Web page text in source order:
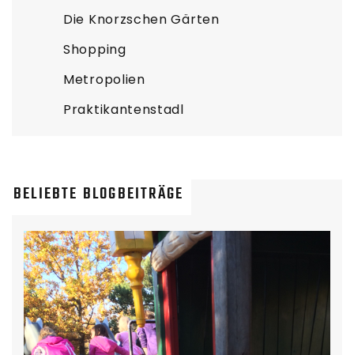
Die Knorzschen Gärten
Shopping
Metropolien
Praktikantenstadl
BELIEBTE BLOGBEITRÄGE